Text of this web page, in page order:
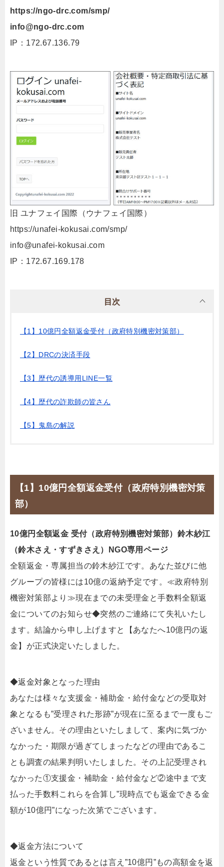
https://ngo-drc.com/smp/
info@ngo-drc.com
IP：172.67.136.79
旧 ユナフェイ国際（ウナフェイ国際）
https://unafei-kokusai.com/smp/
info@unafei-kokusai.com
IP：172.67.169.178
目次
【1】10億円全額返金受付（政府特別機密対策部）
【2】DRCの決済手段
【3】歴代の誘導用LINE一覧
【4】歴代の詐欺師の皆さん
【5】鬼島の解説
【1】10億円全額返金受付（政府特別機密対策
部）
10億円全額返金 受付（政府特別機密対策部）鈴木紗江
（鈴木さえ・すずきさえ）NGO専用ページ
全額返金・専属担当の鈴木紗江です。あなた並びに他
グループの皆様には10億の返納予定です。≪政府特別
機密対策部より≫現在までの未受理金と手数料全額返
金についてのお知らせ◆突然のご連絡にて失礼いたし
ます。結論から申し上げますと【あなたへ10億円の返
金】が正式決定いたしました。
◆返金対象となった理由
あなたは様々な支援金・補助金・給付金などの受取対
象となるも”受理された形跡”が現在に至るまで一度もご
ざいません。その理由といたしまして、案内に気づか
なかった・期限が過ぎてしまったなどの理由であるこ
とも調査の結果判明いたしました。その上記受理され
なかった①支援金・補助金・給付金など②途中まで支
払った手数料これらを合算し”現時点でも返金できる金
額が10億円”になった次第でございます。
◆返金方法について
返金という性質であるとは言え”10億円”もの高額金を返